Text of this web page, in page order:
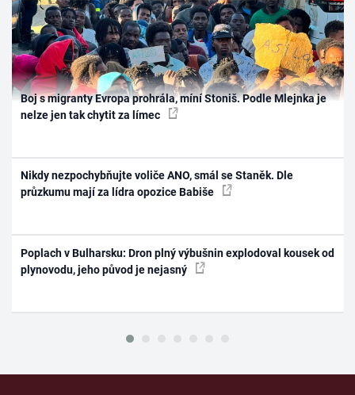
Boj s migranty Evropa prohrála, míní Stoniš. Podle Mlejnka je
nelze jen tak chytit za límec
Nikdy nezpochybňujte voliče ANO, smál se Staněk. Dle
průzkumu mají za lídra opozice Babiše
Poplach v Bulharsku: Dron plný výbušnin explodoval kousek od
plynovodu, jeho původ je nejasný